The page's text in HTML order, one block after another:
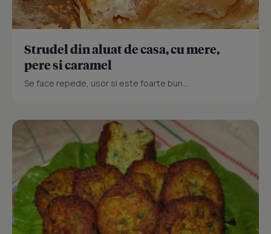
Strudel din aluat de casa, cu mere,
pere si caramel
Se face repede, usor si este foarte bun...